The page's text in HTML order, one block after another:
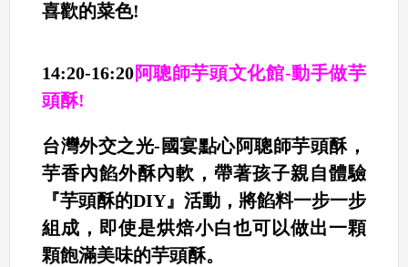
喜歡的菜色!
14:20-16:20阿聰師芋頭文化館-動手做芋
頭酥!
台灣外交之光-國宴點心阿聰師芋頭酥，
芋香內餡外酥內軟，帶著孩子親自體驗
『芋頭酥的DIY』活動，將餡料一步一步
組成，即使是烘焙小白也可以做出一顆
顆飽滿美味的芋頭酥。